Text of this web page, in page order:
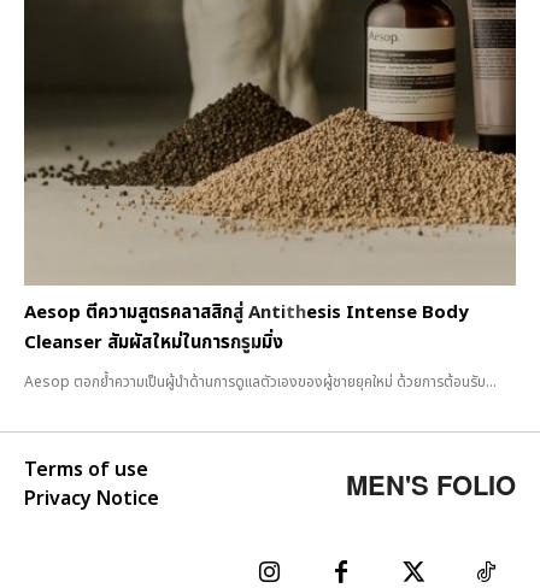
Aesop ตีความสูตรคลาสสิกสู่ Antithesis Intense Body
Cleanser สัมผัสใหม่ในการกรูมมิ่ง
Aesop ตอกย้ำความเป็นผู้นำด้านการดูแลตัวเองของผู้ชายยุคใหม่ ด้วยการต้อนรับ...
Terms of use
Privacy Notice
MEN'S FOLIO